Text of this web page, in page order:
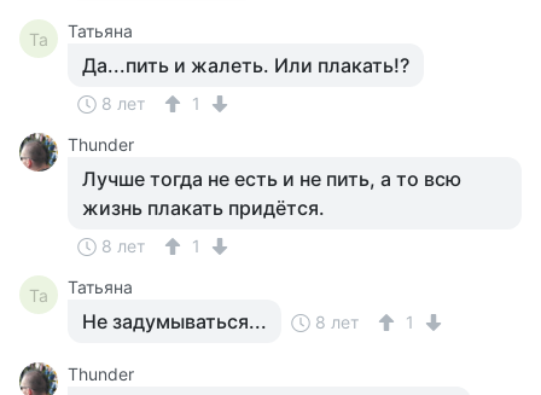
Та Татьяна
Да...пить и жалеть. Или плакать!?
8 лет
1
Thunder
Лучше тогда не есть и не пить, а то всю
жизнь плакать придётся.
8 лет 1
Та Татьяна
Не задумываться... 8 лет 1
Thunder